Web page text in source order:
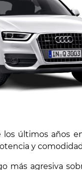
últimos años
y
más agresiva